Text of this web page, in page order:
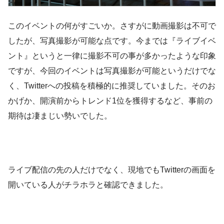
このイベントの何がすごいか。さすがに動画撮影は不可で
したが、写真撮影が可能な点です。今までは『ライブイベ
ント』というと一律に撮影不可の事が多かったような印象
ですが、今回のイベントは写真撮影が可能というだけでな
く、Twitterへの投稿を積極的に推奨していました。そのお
かげか、開演前からトレンド1位を獲得するなど、事前の
期待は凄まじい勢いでした。
ライブ配信の先の人だけでなく、現地でもTwitterの画面を
開いている人がチラホラと確認できました。